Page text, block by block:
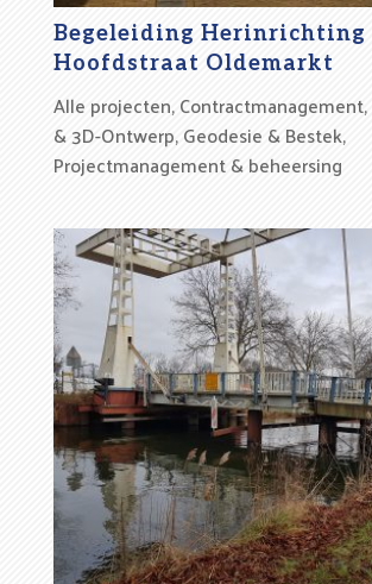
Begeleiding Herinrichting
Hoofdstraat Oldemarkt
Alle projecten,Contractmanagement,
& 3D-Ontwerp,Geodesie & Bestek,
Projectmanagement & beheersing